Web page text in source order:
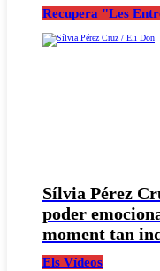
Recupera "Les
Sílvia Pérez
poder
moment tan
Els Vídeos